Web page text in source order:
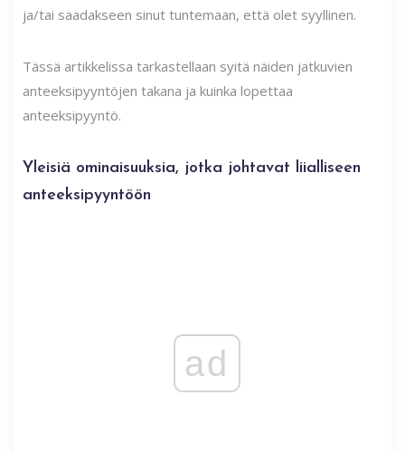
ja/tai saadakseen sinut tuntemaan, että olet syyllinen.
Tässä artikkelissa tarkastellaan syitä näiden jatkuvien
anteeksipyyntöjen takana ja kuinka lopettaa
anteeksipyyntö.
Yleisiä ominaisuuksia, jotka johtavat liialliseen
anteeksipyyntöön
ad